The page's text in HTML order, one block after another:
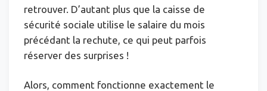
retrouver. D’autant plus que la caisse de
sécurité sociale utilise le salaire du mois
précédant la rechute, ce qui peut parfois
réserver des surprises !
Alors, comment fonctionne exactement le